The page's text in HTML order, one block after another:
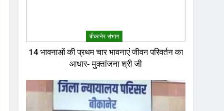
बीकानेर संभाग
14 भावनाओं की प्रथम चार भावनाएं जीवन परिवर्तन का
आधार- मुक्तांजना श्री जी